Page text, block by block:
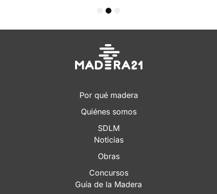
Por qué madera
Quiénes somos
SDLM
Noticias
Obras
Concursos
Guía de la Madera